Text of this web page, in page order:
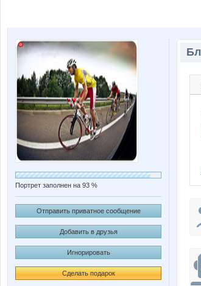
Портрет заполнен на 93 %
Отправить приватное сообщение
Добавить в друзья
Игнорировать
Сделать подарок